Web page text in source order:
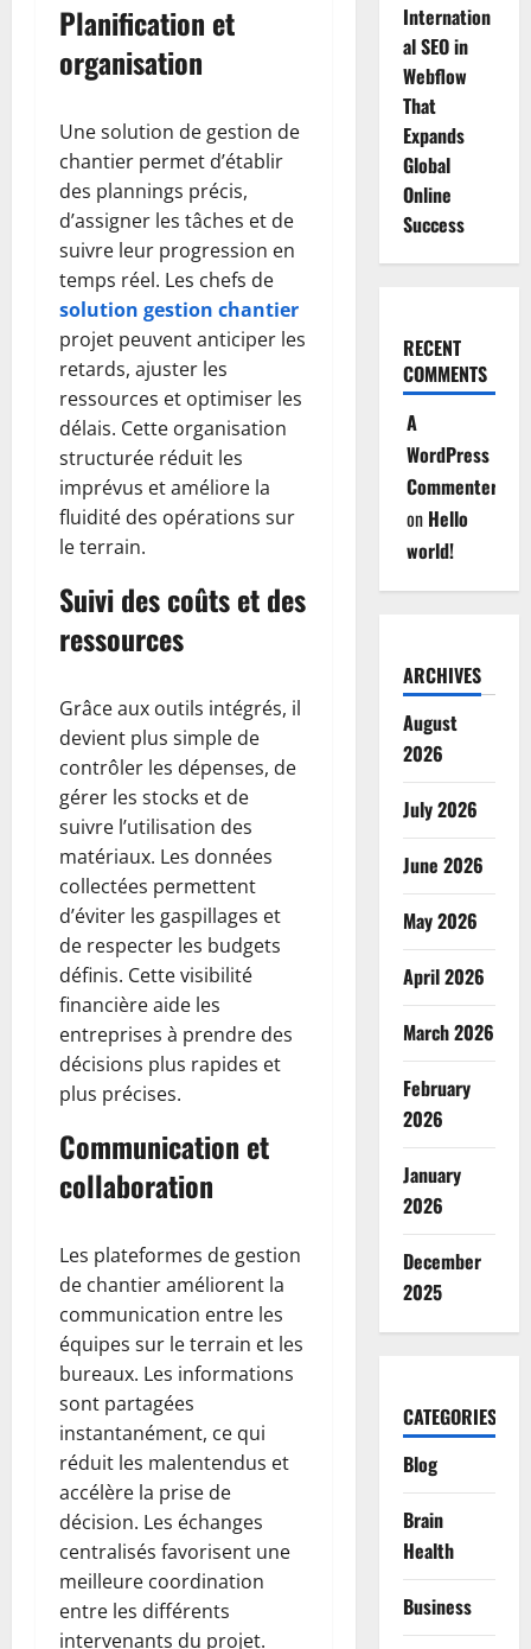
Planification et
organisation
Une solution de gestion de
chantier permet d’établir
des plannings précis,
d’assigner les tâches et de
suivre leur progression en
temps réel. Les chefs de
solution gestion chantier
projet peuvent anticiper les
retards, ajuster les
ressources et optimiser les
délais. Cette organisation
structurée réduit les
imprévus et améliore la
fluidité des opérations sur
le terrain.
Suivi des coûts et des
ressources
Grâce aux outils intégrés, il
devient plus simple de
contrôler les dépenses, de
gérer les stocks et de
suivre l’utilisation des
matériaux. Les données
collectées permettent
d’éviter les gaspillages et
de respecter les budgets
définis. Cette visibilité
financière aide les
entreprises à prendre des
décisions plus rapides et
plus précises.
Communication et
collaboration
Les plateformes de gestion
de chantier améliorent la
communication entre les
équipes sur le terrain et les
bureaux. Les informations
sont partagées
instantanément, ce qui
réduit les malentendus et
accélère la prise de
décision. Les échanges
centralisés favorisent une
meilleure coordination
entre les différents
intervenants du projet.
Internation
al SEO in
Webflow
That
Expands
Global
Online
Success
RECENT
COMMENTS
A
WordPress
Commenter
on Hello
world!
ARCHIVES
August
2026
July 2026
June 2026
May 2026
April 2026
March 2026
February
2026
January
2026
December
2025
CATEGORIES
Blog
Brain
Health
Business